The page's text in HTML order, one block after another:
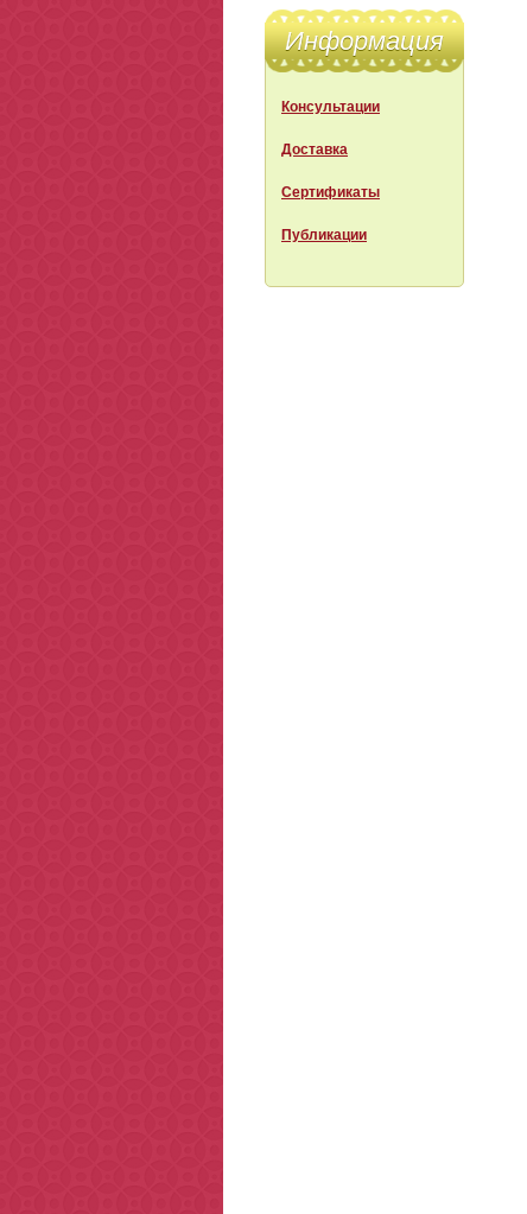
Информация
Консультации
Доставка
Сертификаты
Публикации